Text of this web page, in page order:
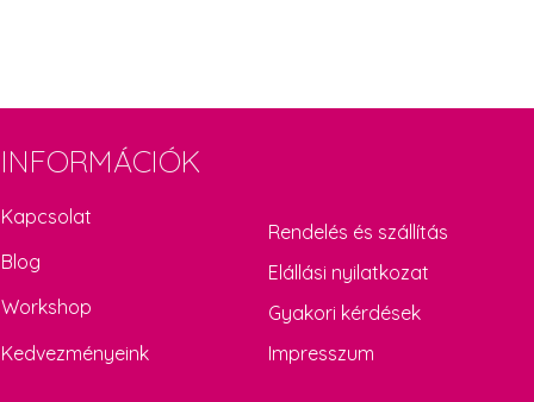
INFORMÁCIÓK
Kapcsolat
Blog
Workshop
Kedvezményeink
Rendelés és szállítás
Elállási nyilatkozat
Gyakori kérdések
Impresszum